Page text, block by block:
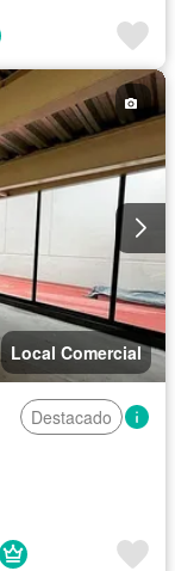
Local Comercial
Destacado